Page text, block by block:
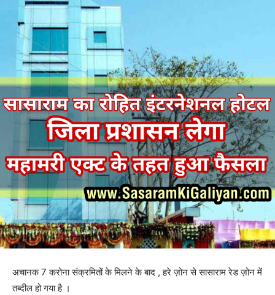
अचानक 7 करोना संक्रमितों के मिलने के बाद , हरे ज़ोन से सासाराम रेड ज़ोन में
तब्दील हो गया है ।